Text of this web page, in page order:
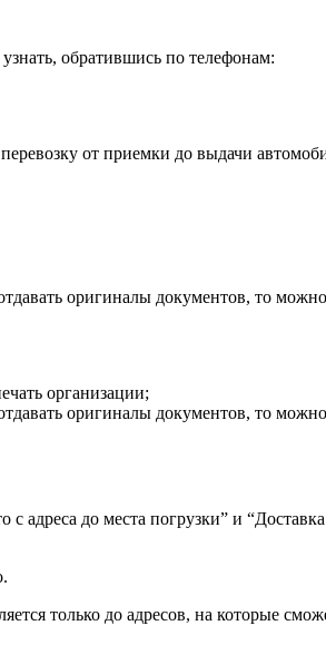
обратившись по телефонам:
от приемки до выдачи
оригиналы документов, то
организации;
оригиналы документов, то
адреса до места погрузки” и
только до адресов, на которые